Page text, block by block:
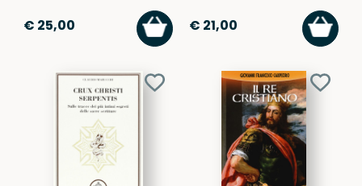
€ 25,00
AGGIUNGI
AL
CARRELLO
€ 21,00
AL
Aggiungi